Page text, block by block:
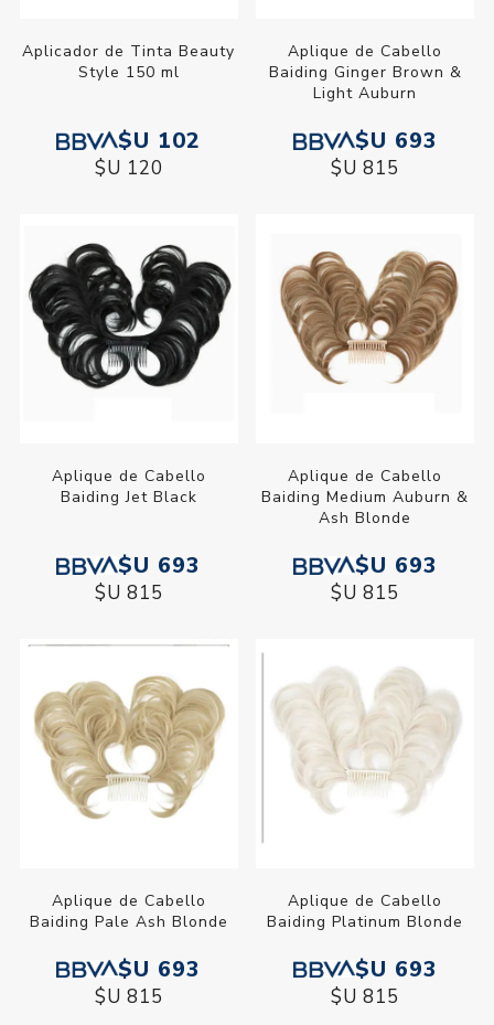
Aplicador de Tinta Beauty
Style 150 ml
$U 102
$U 120
Aplique de Cabello
Baiding Ginger Brown &
Light Auburn
$U 693
$U 815
Aplique de Cabello
Baiding Jet Black
$U 693
$U 815
Aplique de Cabello
Baiding Medium Auburn &
Ash Blonde
$U 693
$U 815
Aplique de Cabello
Baiding Pale Ash Blonde
$U 693
$U 815
Aplique de Cabello
Baiding Platinum Blonde
$U 693
$U 815